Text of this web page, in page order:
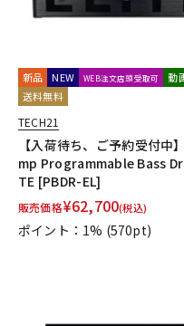
中古
新品 NEW WEB注文店頭受取可
動
送料無料
TECH21
【入荷待ち、ご予約受付中
mp Programmable Bass
TE [PBDR-EL]
販売価格¥62,700(税込)
ポイント：1% (570pt)